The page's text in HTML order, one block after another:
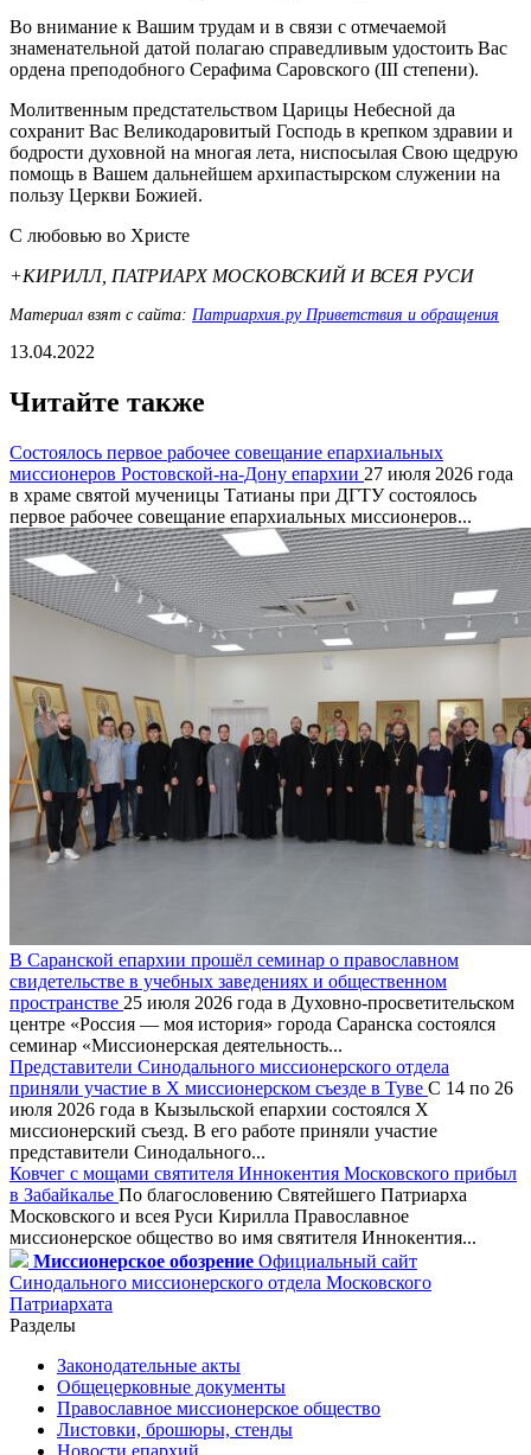
Во внимание к Вашим трудам и в связи с отмечаемой
знаменательной датой полагаю справедливым удостоить Вас
ордена преподобного Серафима Саровского (III степени).
Молитвенным предстательством Царицы Небесной да
сохранит Вас Великодаровитый Господь в крепком здравии и
бодрости духовной на многая лета, ниспосылая Свою щедрую
помощь в Вашем дальнейшем архипастырском служении на
пользу Церкви Божией.
С любовью во Христе
+КИРИЛЛ, ПАТРИАРХ МОСКОВСКИЙ И ВСЕЯ РУСИ
Материал взят с сайта: Патриархия.ру Приветствия и обращения
13.04.2022
Читайте также
Состоялось первое рабочее совещание епархиальных
миссионеров Ростовской-на-Дону епархии 27 июля 2026 года
в храме святой мученицы Татианы при ДГТУ состоялось
первое рабочее совещание епархиальных миссионеров...
В Саранской епархии прошёл семинар о православном
свидетельстве в учебных заведениях и общественном
пространстве 25 июля 2026 года в Духовно-просветительском
центре «Россия — моя история» города Саранска состоялся
семинар «Миссионерская деятельность...
Представители Синодального миссионерского отдела
приняли участие в X миссионерском съезде в Туве С 14 по 26
июля 2026 года в Кызыльской епархии состоялся X
миссионерский съезд. В его работе приняли участие
представители Синодального...
Ковчег с мощами святителя Иннокентия Московского прибыл
в Забайкалье По благословению Святейшего Патриарха
Московского и всея Руси Кирилла Православное
миссионерское общество во имя святителя Иннокентия...
Миссионерское обозрение Официальный сайт
Синодального миссионерского отдела Московского
Патриархата
Разделы
Законодательные акты
Общецерковные документы
Православное миссионерское общество
Листовки, брошюры, стенды
Новости епархий